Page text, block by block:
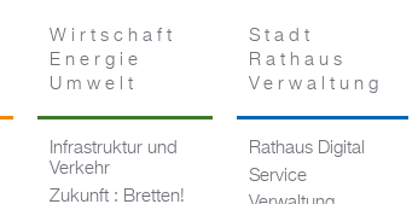
Wirtschaft
Energie
Umwelt
Infrastruktur und
Verkehr
Zukunft : Bretten!
Stadt
Rathaus
Verwaltung
Rathaus Digital
Service